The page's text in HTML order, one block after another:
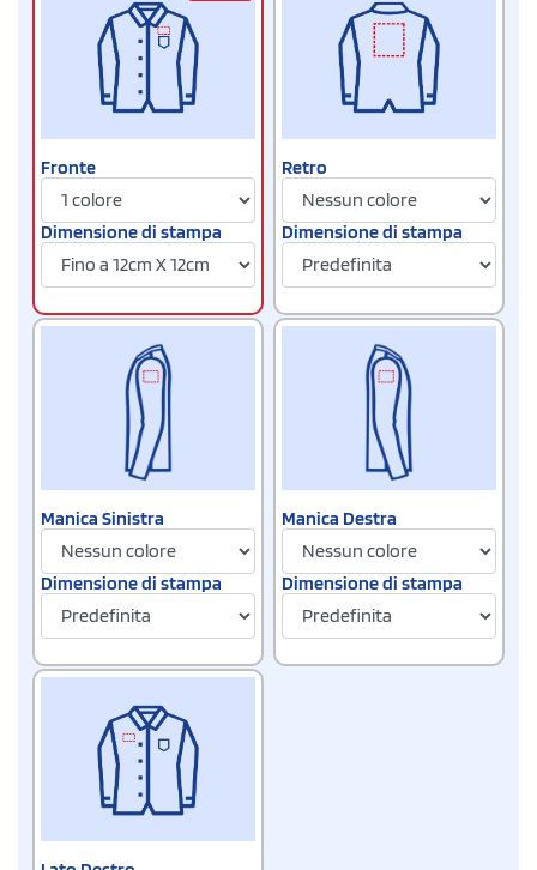
Fronte
Dimensione di stampa
Retro
Dimensione di stampa
Manica Sinistra
Dimensione di stampa
Manica Destra
Dimensione di stampa